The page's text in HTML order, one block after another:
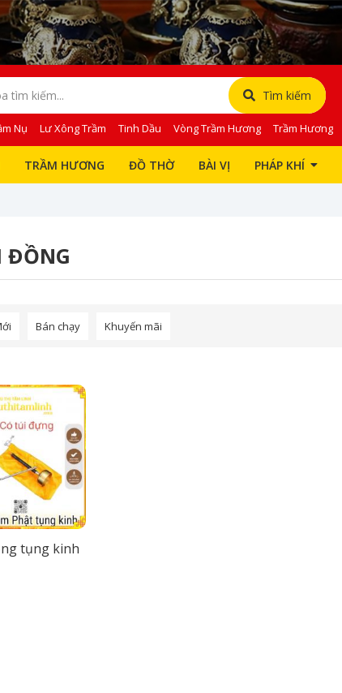
Tìm kiếm
Nụ Lư Xông Trầm Tinh Dầu Vòng Trầm Hương Trầm Hương
TRẦM HƯƠNG ĐỒ THỜ BÀI VỊ PHÁP KHÍ
ĐỒNG
Bán chạy Khuyến mãi
tụng kinh